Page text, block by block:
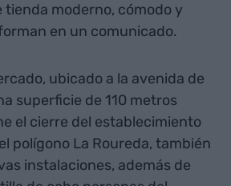
tienda moderno, cómodo y
en un comunicado.
ubicado a la avenida de
superficie de 110 metros
el cierre del establecimiento
polígono La Roureda, también
instalaciones, además de